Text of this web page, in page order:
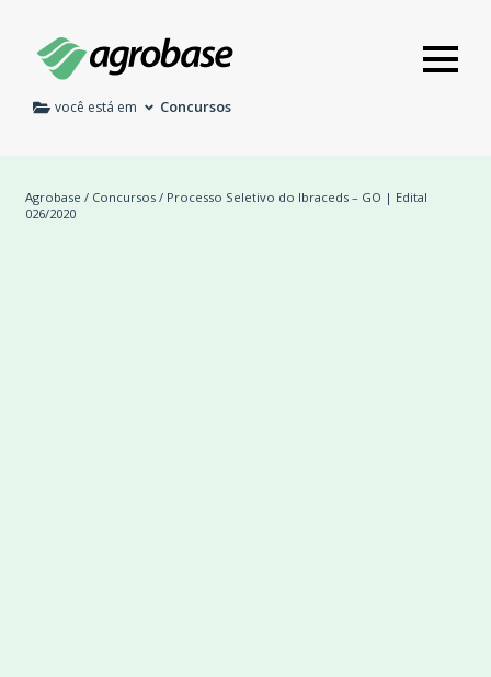
você está em Concursos
Agrobase / Concursos / Processo Seletivo do Ibraceds – GO | Edital
026/2020